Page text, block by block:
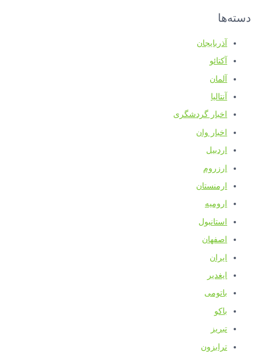
دسته‌ها
آذربایجان
آکتائو
آلمان
آنتالیا
اخبار گردشگری
اخبار وان
اردبیل
ارزروم
ارمنستان
ارومیه
استانبول
اصفهان
ایران
ایغدیر
باتومی
باکو
تبریز
ترابزون